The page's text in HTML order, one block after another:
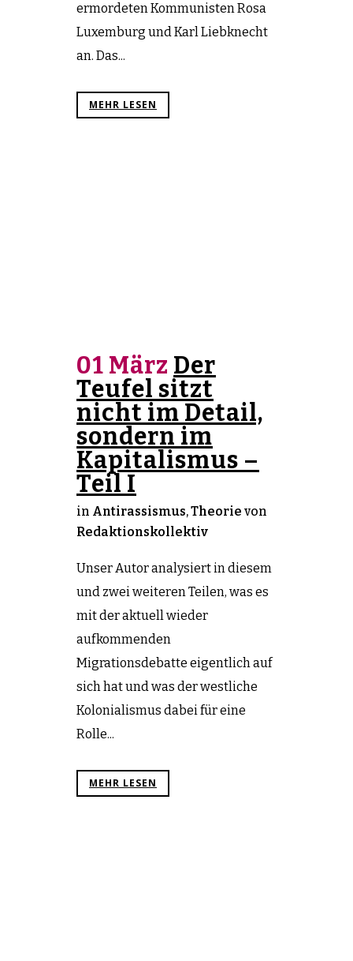
ermordeten Kommunisten Rosa
Luxemburg und Karl Liebknecht
an. Das...
MEHR LESEN
01 März Der
Teufel sitzt
nicht im Detail,
sondern im
Kapitalismus –
Teil I
in Antirassismus,Theorie von
Redaktionskollektiv
Unser Autor analysiert in diesem
und zwei weiteren Teilen, was es
mit der aktuell wieder
aufkommenden
Migrationsdebatte eigentlich auf
sich hat und was der westliche
Kolonialismus dabei für eine
Rolle...
MEHR LESEN